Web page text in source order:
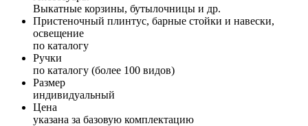
Выкатные корзины, бутылочницы и др.
Пристеночный плинтус, барные стойки и навески,
освещение
по каталогу
Ручки
по каталогу (более 100 видов)
Размер
индивидуальный
Цена
указана за базовую комплектацию